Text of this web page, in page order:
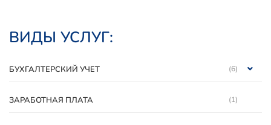
ВИДЫ УСЛУГ:
БУХГАЛТЕРСКИЙ УЧЕТ (6)
ЗАРАБОТНАЯ ПЛАТА (1)